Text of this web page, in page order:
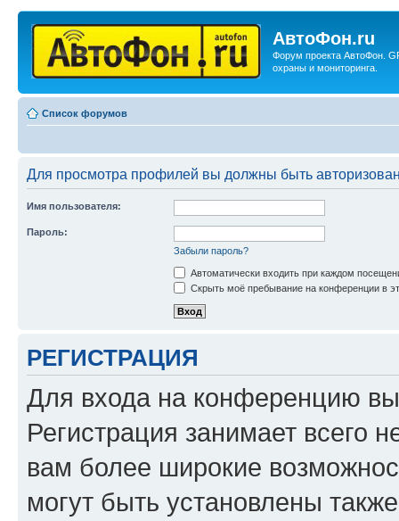
АвтоФон.ru
Форум проекта АвтоФон.
охраны и мониторинга.
Список форумов
Для просмотра профилей вы должны быть
Имя пользователя:
Пароль:
Забыли пароль?
Автоматически входить при каждом
Скрыть моё пребывание на конференции в
РЕГИСТРАЦИЯ
Для входа на конференцию
Регистрация занимает всего
вам более широкие
могут быть установлены